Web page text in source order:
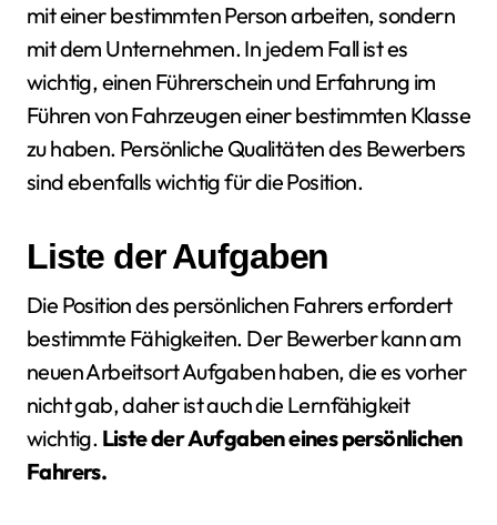
mit einer bestimmten Person arbeiten, sondern
mit dem Unternehmen. In jedem Fall ist es
wichtig, einen Führerschein und Erfahrung im
Führen von Fahrzeugen einer bestimmten Klasse
zu haben. Persönliche Qualitäten des Bewerbers
sind ebenfalls wichtig für die Position.
Liste der Aufgaben
Die Position des persönlichen Fahrers erfordert
bestimmte Fähigkeiten. Der Bewerber kann am
neuen Arbeitsort Aufgaben haben, die es vorher
nicht gab, daher ist auch die Lernfähigkeit
wichtig. Liste der Aufgaben eines persönlichen
Fahrers.